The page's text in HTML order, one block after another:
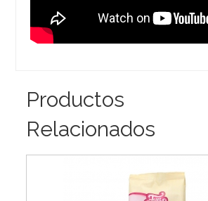
Productos
Relacionados